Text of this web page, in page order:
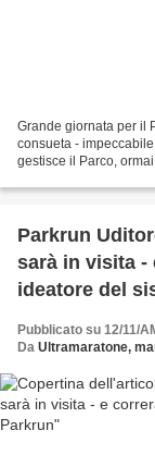
Grande giornata per il
consueta -
gestisce il Parco,
Parkrun
sarà in visita -
ideatore del
Pubblicato su 12/11/
Da Ultramaratone,